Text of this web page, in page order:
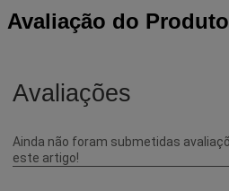
Avaliação do Produto